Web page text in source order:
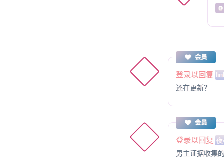
会员
登录以回复
还在更新？
会员
登录以回复
男主证据收集